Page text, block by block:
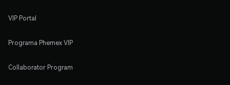
VIP Portal
Programa Phemex VIP
Collaborator Program